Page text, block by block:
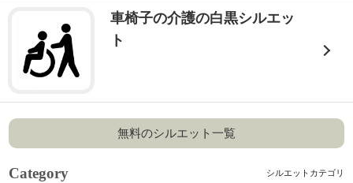
車椅子の介護の白黒シルエッ
ト
無料のシルエット一覧
Category シルエットカテゴリ